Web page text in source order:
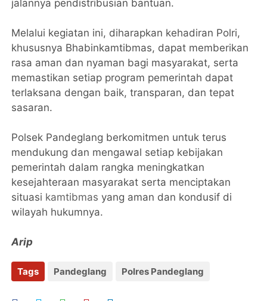
jalannya pendistribusian bantuan.
Melalui kegiatan ini, diharapkan kehadiran Polri,
khususnya Bhabinkamtibmas, dapat memberikan
rasa aman dan nyaman bagi masyarakat, serta
memastikan setiap program pemerintah dapat
terlaksana dengan baik, transparan, dan tepat
sasaran.
Polsek Pandeglang berkomitmen untuk terus
mendukung dan mengawal setiap kebijakan
pemerintah dalam rangka meningkatkan
kesejahteraan masyarakat serta menciptakan
situasi kamtibmas yang aman dan kondusif di
wilayah hukumnya.
Arip
Tags Pandeglang Polres Pandeglang